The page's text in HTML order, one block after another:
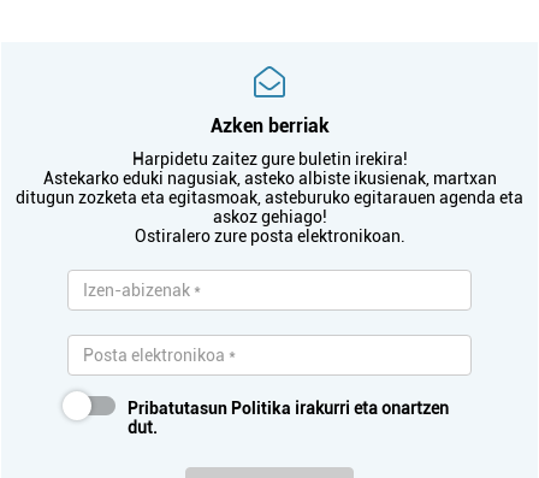
Azken berriak
Harpidetu zaitez gure buletin irekira!
Astekarko eduki nagusiak, asteko albiste ikusienak, martxan
ditugun zozketa eta egitasmoak, asteburuko egitarauen agenda eta
askoz gehiago!
Ostiralero zure posta elektronikoan.
Pribatutasun Politika irakurri eta onartzen
dut.